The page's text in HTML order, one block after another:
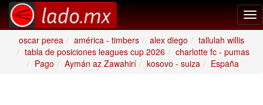
oscar perea
américa - timbers alex diego
tallulah willis
tabla de posiciones leagues cup 2026
charlotte fc - pumas
Pago
Aymán az Zawahirí kosovo - suiza España